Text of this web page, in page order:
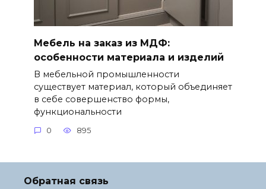
Мебель на заказ из МДФ:
особенности материала и изделий
В мебельной промышленности
существует материал, который объединяет
в себе совершенство формы,
функциональности
0 895
Обратная связь